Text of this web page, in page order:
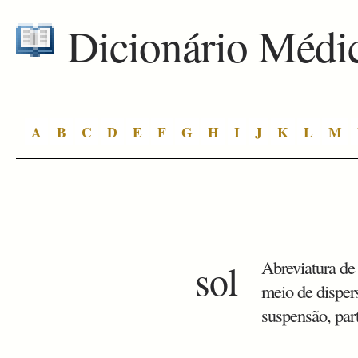
Dicionário
A B C D E F G H I J K L M
sol
Abreviatura
meio de
suspensão,